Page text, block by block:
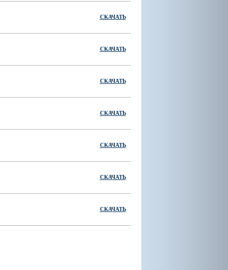
СКАЧАТЬ
СКАЧАТЬ
СКАЧАТЬ
СКАЧАТЬ
СКАЧАТЬ
СКАЧАТЬ
СКАЧАТЬ